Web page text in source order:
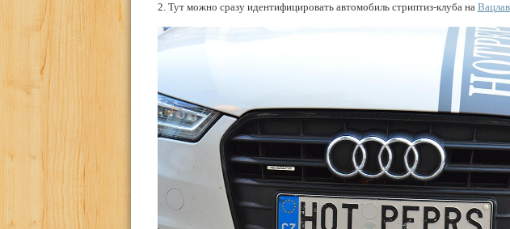
2. Тут можно сразу идентифицировать автомобиль стриптиз-клуба на